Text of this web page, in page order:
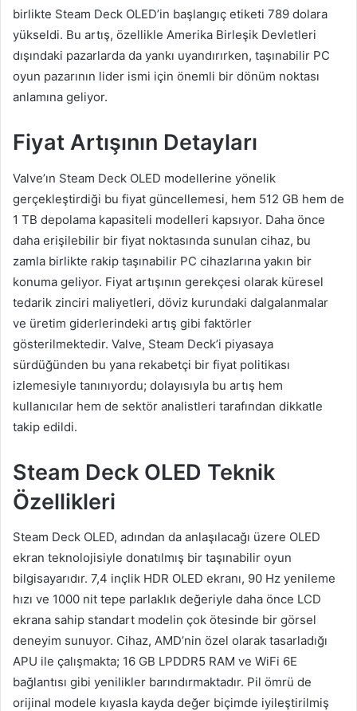
birlikte Steam Deck OLED’in başlangıç etiketi 789 dolara
yükseldi. Bu artış, özellikle Amerika Birleşik Devletleri
dışındaki pazarlarda da yankı uyandırırken, taşınabilir PC
oyun pazarının lider ismi için önemli bir dönüm noktası
anlamına geliyor.
Fiyat Artışının Detayları
Valve’ın Steam Deck OLED modellerine yönelik
gerçekleştirdiği bu fiyat güncellemesi, hem 512 GB hem de
1 TB depolama kapasiteli modelleri kapsıyor. Daha önce
daha erişilebilir bir fiyat noktasında sunulan cihaz, bu
zamla birlikte rakip taşınabilir PC cihazlarına yakın bir
konuma geliyor. Fiyat artışının gerekçesi olarak küresel
tedarik zinciri maliyetleri, döviz kurundaki dalgalanmalar
ve üretim giderlerindeki artış gibi faktörler
gösterilmektedir. Valve, Steam Deck’i piyasaya
sürdüğünden bu yana rekabetçi bir fiyat politikası
izlemesiyle tanınıyordu; dolayısıyla bu artış hem
kullanıcılar hem de sektör analistleri tarafından dikkatle
takip edildi.
Steam Deck OLED Teknik
Özellikleri
Steam Deck OLED, adından da anlaşılacağı üzere OLED
ekran teknolojisiyle donatılmış bir taşınabilir oyun
bilgisayarıdır. 7,4 inçlik HDR OLED ekranı, 90 Hz yenileme
hızı ve 1000 nit tepe parlaklık değeriyle daha önce LCD
ekrana sahip standart modelin çok ötesinde bir görsel
deneyim sunuyor. Cihaz, AMD’nin özel olarak tasarladığı
APU ile çalışmakta; 16 GB LPDDR5 RAM ve WiFi 6E
bağlantısı gibi yenilikler barındırmaktadır. Pil ömrü de
orijinal modele kıyasla kayda değer biçimde iyileştirilmiş